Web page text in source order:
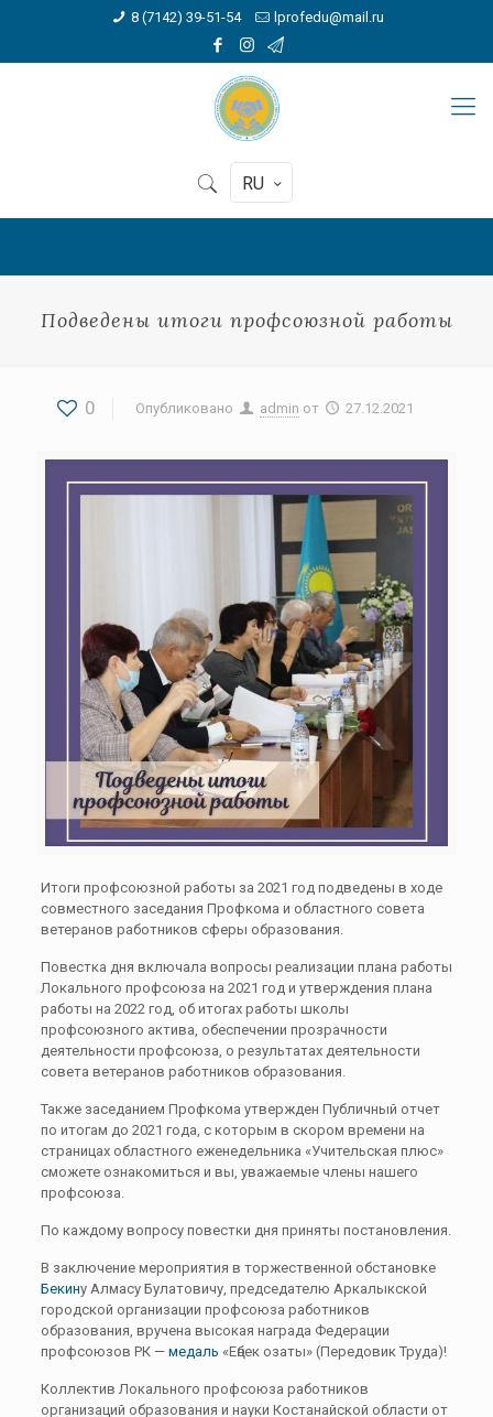
8 (7142) 39-51-54 lprofedu@mail.ru
RU
Подведены итоги профсоюзной работы
0 Опубликовано admin от 27.12.2021
Итоги профсоюзной работы за 2021 год подведены в ходе
совместного заседания Профкома и областного совета
ветеранов работников сферы образования.
Повестка дня включала вопросы реализации плана работы
Локального профсоюза на 2021 год и утверждения плана
работы на 2022 год, об итогах работы школы
профсоюзного актива, обеспечении прозрачности
деятельности профсоюза, о результатах деятельности
совета ветеранов работников образования.
Также заседанием Профкома утвержден Публичный отчет
по итогам до 2021 года, с которым в скором времени на
страницах областного еженедельника «Учительская плюс»
сможете ознакомиться и вы, уважаемые члены нашего
профсоюза.
По каждому вопросу повестки дня приняты постановления.
В заключение мероприятия в торжественной обстановке
Бекину Алмасу Булатовичу, председателю Аркалыкской
городской организации профсоюза работников
образования, вручена высокая награда Федерации
профсоюзов РК — медаль «Еңбек озаты» (Передовик Труда)!
Коллектив Локального профсоюза работников
организаций образования и науки Костанайской области от